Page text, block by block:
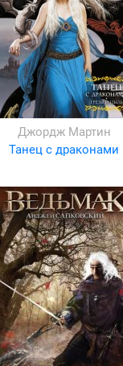
Джордж Мартин
Танец с драконами